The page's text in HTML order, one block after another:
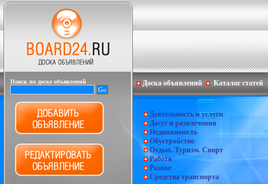
Поиск по доске объявлений Доска объявлений Каталог статей
Деятельность и услуги
Досуг и развлечения
Недвижимость
Обустройство
Отдых. Туризм. Спорт
Работа
Разное
Средства транспорта